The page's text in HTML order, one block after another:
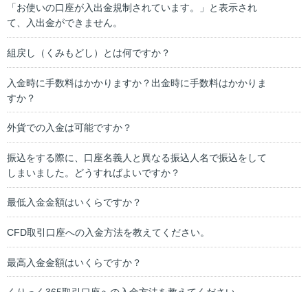
「お使いの口座が入出金規制されています。」と表示され
て、入出金ができません。
組戻し（くみもどし）とは何ですか？
入金時に手数料はかかりますか？出金時に手数料はかかりま
すか？
外貨での入金は可能ですか？
振込をする際に、口座名義人と異なる振込人名で振込をして
しまいました。どうすればよいですか？
最低入金金額はいくらですか？
CFD取引口座への入金方法を教えてください。
最高入金金額はいくらですか？